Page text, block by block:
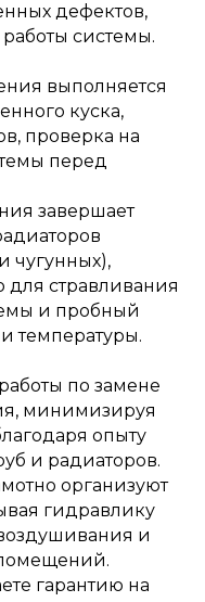
дефектов,
системы.
выполняется
куска,
проверка на
перед
завершает
чугунных),
для стравливания
и пробный
температуры.
по замене
минимизируя
опыту
и радиаторов.
организуют
гидравлику
и
гарантию на